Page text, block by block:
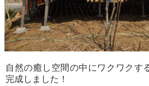
自然の癒し空間の中にワクワクす
完成しました！